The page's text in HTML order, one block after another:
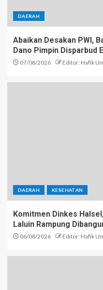
DAERAH
Abaikan Desakan PWI,
Dano Pimpin Disparbud
07/08/2026 Editor: Hafik
DAERAH KESEHATAN
Komitmen Dinkes
Laluin Rampung
06/08/2026 Editor: Hafik